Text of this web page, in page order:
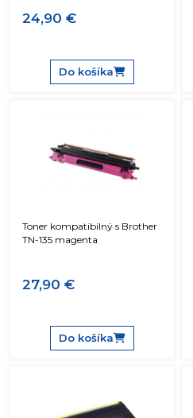
24,90 €
Do košíka
Toner kompatibilný s Brother
TN-135 magenta
27,90 €
Do košíka